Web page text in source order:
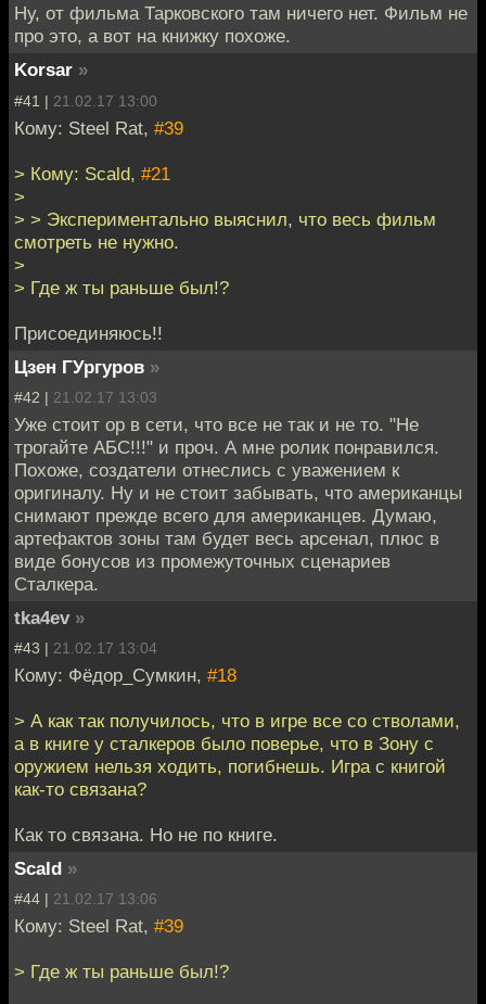
Ну, от фильма Тарковского там ничего нет. Фильм не
про это, а вот на книжку похоже.
Korsar »
#41 | 21.02.17 13:00
Кому: Steel Rat, #39
> Кому: Scald, #21
>
> > Экспериментально выяснил, что весь фильм
смотреть не нужно.
>
> Где ж ты раньше был!?
Присоединяюсь!!
Цзен ГУргуров »
#42 | 21.02.17 13:03
Уже стоит ор в сети, что все не так и не то. "Не
трогайте АБС!!!" и проч. А мне ролик понравился.
Похоже, создатели отнеслись с уважением к
оригиналу. Ну и не стоит забывать, что американцы
снимают прежде всего для американцев. Думаю,
артефактов зоны там будет весь арсенал, плюс в
виде бонусов из промежуточных сценариев
Сталкера.
tka4ev »
#43 | 21.02.17 13:04
Кому: Фёдор_Сумкин, #18
> А как так получилось, что в игре все со стволами,
а в книге у сталкеров было поверье, что в Зону с
оружием нельзя ходить, погибнешь. Игра с книгой
как-то связана?
Как то связана. Но не по книге.
Scald »
#44 | 21.02.17 13:06
Кому: Steel Rat, #39
> Где ж ты раньше был!?